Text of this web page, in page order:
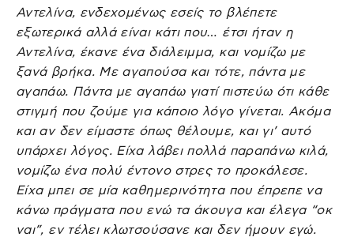
Αντελίνα, ενδεχομένως εσείς το βλέπετε
εξωτερικά αλλά είναι κάτι που… έτσι ήταν η
Αντελίνα, έκανε ένα διάλειμμα, και νομίζω με
ξανά βρήκα. Με αγαπούσα και τότε, πάντα με
αγαπάω. Πάντα με αγαπάω γιατί πιστεύω ότι κάθε
στιγμή που ζούμε για κάποιο λόγο γίνεται. Ακόμα
και αν δεν είμαστε όπως θέλουμε, και γι’ αυτό
υπάρχει λόγος. Είχα λάβει πολλά παραπάνω κιλά,
νομίζω ένα πολύ έντονο στρες το προκάλεσε.
Είχα μπει σε μία καθημερινότητα που έπρεπε να
κάνω πράγματα που ενώ τα άκουγα και έλεγα “οκ
ναι”, εν τέλει κλωτσούσανε και δεν ήμουν εγώ.